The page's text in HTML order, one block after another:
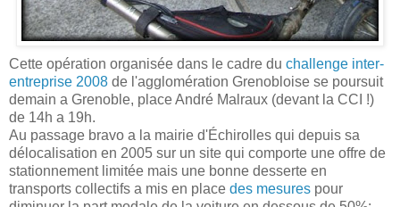
Cette opération organisée dans le cadre du challenge inter-
entreprise 2008 de l'agglomération Grenobloise se poursuit
demain a Grenoble, place André Malraux (devant la CCI !)
de 14h a 19h.
Au passage bravo a la mairie d'Échirolles qui depuis sa
délocalisation en 2005 sur un site qui comporte une offre de
stationnement limitée mais une bonne desserte en
transports collectifs a mis en place des mesures pour